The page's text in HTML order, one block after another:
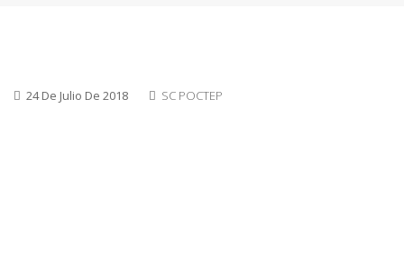
24 De Julio De 2018 SC POCTEP